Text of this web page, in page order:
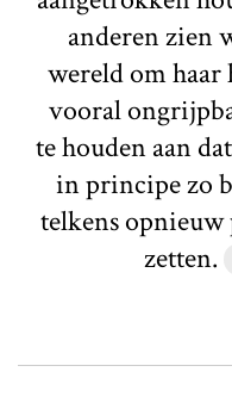
anderen zien
wereld om haar
vooral
te houden aan
in principe zo
telkens opnieuw
zetten.